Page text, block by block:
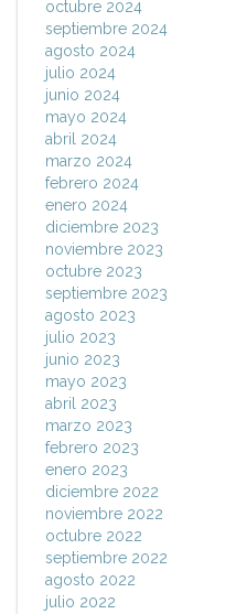
octubre 2024
septiembre 2024
agosto 2024
julio 2024
junio 2024
mayo 2024
abril 2024
marzo 2024
febrero 2024
enero 2024
diciembre 2023
noviembre 2023
octubre 2023
septiembre 2023
agosto 2023
julio 2023
junio 2023
mayo 2023
abril 2023
marzo 2023
febrero 2023
enero 2023
diciembre 2022
noviembre 2022
octubre 2022
septiembre 2022
agosto 2022
julio 2022